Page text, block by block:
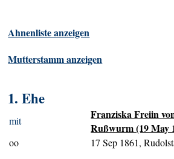
Ahnenliste anzeigen
Mutterstamm anzeigen
1. Ehe
mit
Franziska Freiin
Rußwurm (19 May
oo 17 Sep 1861,